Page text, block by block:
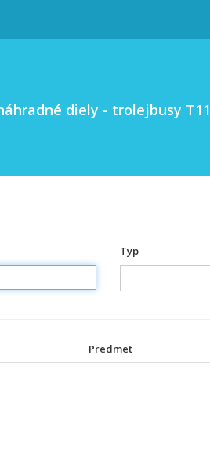
diely - trolejbusy T11
Typ
Predmet